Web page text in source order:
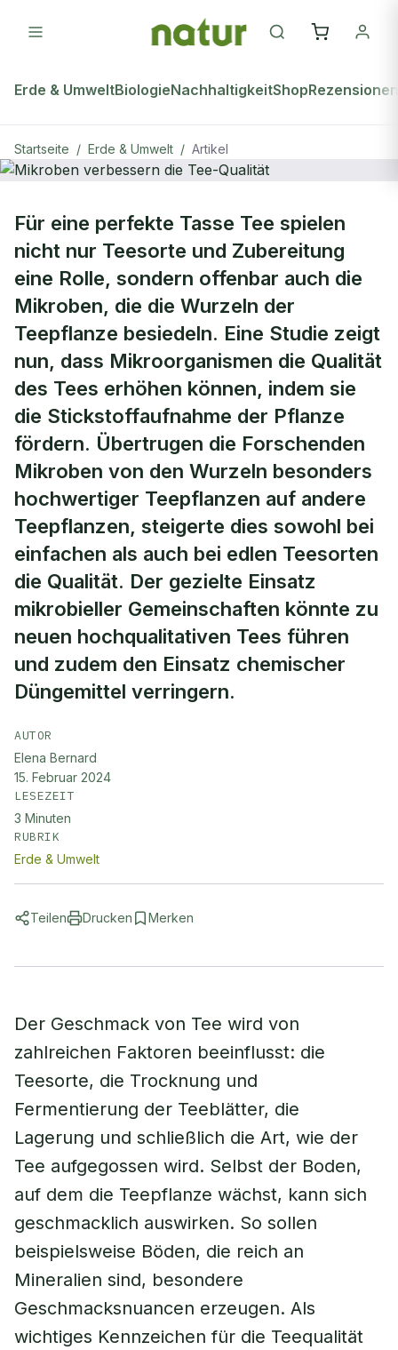
Erde & UmweltBiologieNachhaltigkeitShopRezensionen
Startseite / Erde & Umwelt / Artikel
Mikroben verbessern die Tee-
Qualität
Für eine perfekte Tasse Tee spielen
nicht nur Teesorte und Zubereitung
eine Rolle, sondern offenbar auch die
Mikroben, die die Wurzeln der
Teepflanze besiedeln. Eine Studie zeigt
nun, dass Mikroorganismen die Qualität
des Tees erhöhen können, indem sie
die Stickstoffaufnahme der Pflanze
fördern. Übertrugen die Forschenden
Mikroben von den Wurzeln besonders
hochwertiger Teepflanzen auf andere
Teepflanzen, steigerte dies sowohl bei
einfachen als auch bei edlen Teesorten
die Qualität. Der gezielte Einsatz
mikrobieller Gemeinschaften könnte zu
neuen hochqualitativen Tees führen
und zudem den Einsatz chemischer
Düngemittel verringern.
AUTOR
Elena Bernard
15. Februar 2024
LESEZEIT
3 Minuten
RUBRIK
Erde & Umwelt
Teilen Drucken Merken
Der Geschmack von Tee wird von
zahlreichen Faktoren beeinflusst: die
Teesorte, die Trocknung und
Fermentierung der Teeblätter, die
Lagerung und schließlich die Art, wie der
Tee aufgegossen wird. Selbst der Boden,
auf dem die Teepflanze wächst, kann sich
geschmacklich auswirken. So sollen
beispielsweise Böden, die reich an
Mineralien sind, besondere
Geschmacksnuancen erzeugen. Als
wichtiges Kennzeichen für die Teequalität